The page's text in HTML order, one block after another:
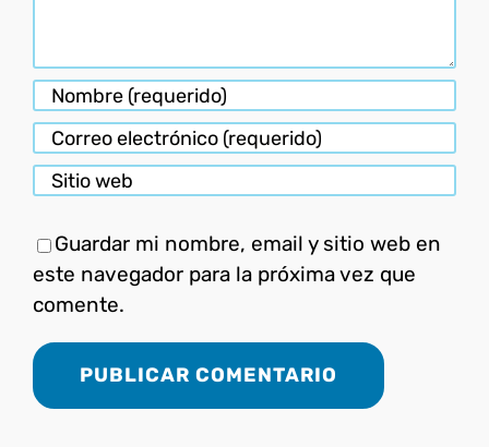
Guardar mi nombre, email y sitio web en
este navegador para la próxima vez que
comente.